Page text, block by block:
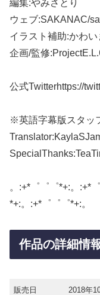
編集:やみさとり
ウェブ:SAKANAC/
イラスト補助:かわ
企画/監修
公式Twitterhttps://
※英語字幕版スタッ
。:+*゜゜゜*+:。:+*
*+:。:+*゜゜゜*+:。
作品の詳細情
販売日 2018年